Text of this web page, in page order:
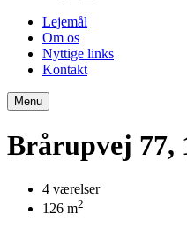
Lejemål
Om os
Nyttige links
Kontakt
Menu
Brårupvej 77,
4 værelser
126 m2